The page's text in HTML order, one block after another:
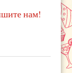
нам!